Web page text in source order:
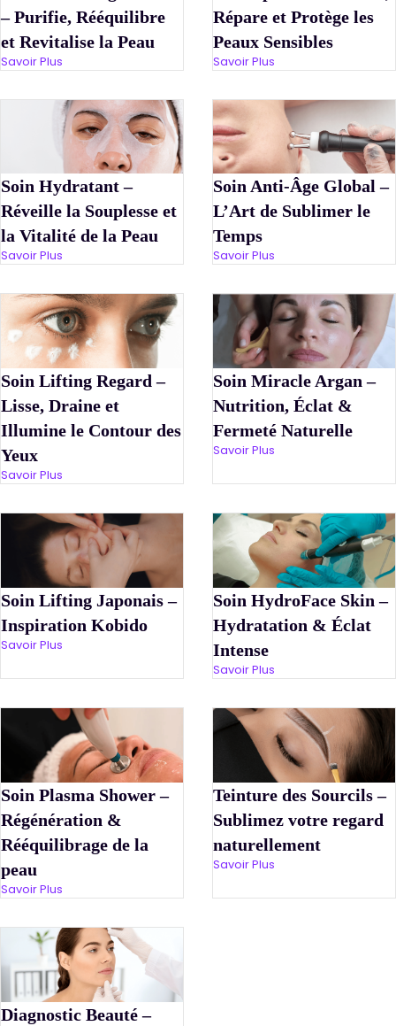
– Purifie, Rééquilibre
et Revitalise la Peau
Savoir Plus
Répare et Protège les
Peaux Sensibles
Savoir Plus
Soin Hydratant –
Réveille la Souplesse et
la Vitalité de la Peau
Savoir Plus
Soin Anti-Âge Global –
L’Art de Sublimer le
Temps
Savoir Plus
Soin Lifting Regard –
Lisse, Draine et
Illumine le Contour des
Yeux
Savoir Plus
Soin Miracle Argan –
Nutrition, Éclat &
Fermeté Naturelle
Savoir Plus
Soin Lifting Japonais –
Inspiration Kobido
Savoir Plus
Soin HydroFace Skin –
Hydratation & Éclat
Intense
Savoir Plus
Soin Plasma Shower –
Régénération &
Rééquilibrage de la
peau
Savoir Plus
Teinture des Sourcils –
Sublimez votre regard
naturellement
Savoir Plus
Diagnostic Beauté –